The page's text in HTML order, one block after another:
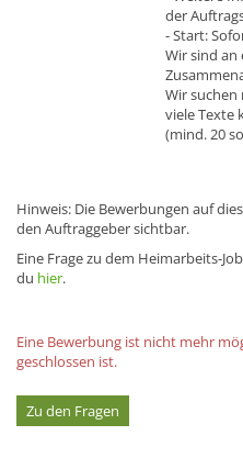
der
- Start:
Wir sind an
Wir suchen
viele Texte
(mind. 20
Hinweis: Die Bewerbungen auf
den Auftraggeber sichtbar.
Eine Frage zu dem Heimarbeits-
du hier.
Eine Bewerbung ist nicht mehr
geschlossen ist.
Zu den Fragen